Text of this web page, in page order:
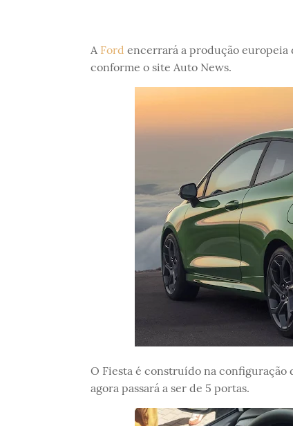
A Ford encerrará a produção europeia
conforme o site Auto News.
O Fiesta é construído na configuração
agora passará a ser de 5 portas.